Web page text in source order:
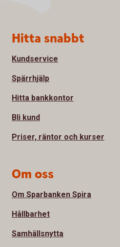
Sidfot
Hitta snabbt
Kundservice
Spärrhjälp
Hitta bankkontor
Bli kund
Priser, räntor och kurser
Om oss
Om Sparbanken Spira
Hållbarhet
Samhällsnytta